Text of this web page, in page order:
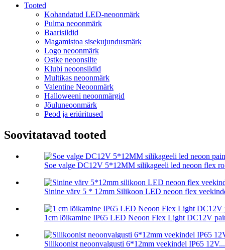
Tooted
Kohandatud LED-neoonmärk
Pulma neoonmärk
Baarisildid
Magamistoa sisekujundusmärk
Logo neoonmärk
Ostke neoonsilte
Klubi neoonsildid
Multikas neoonmärk
Valentine Neoonmärk
Halloweeni neoonmärgid
Jõuluneoonmärk
Peod ja eriüritused
Soovitatavad tooted
Soe valge DC12V 5*12MM silikageeli led neoon flex
Sinine värv 5 * 12mm Silikoon LED neoon flex
1cm lõikamine IP65 LED Neoon Flex Light DC12V
Silikoonist neoonvalgusti 6*12mm veekindel IP65 12V...